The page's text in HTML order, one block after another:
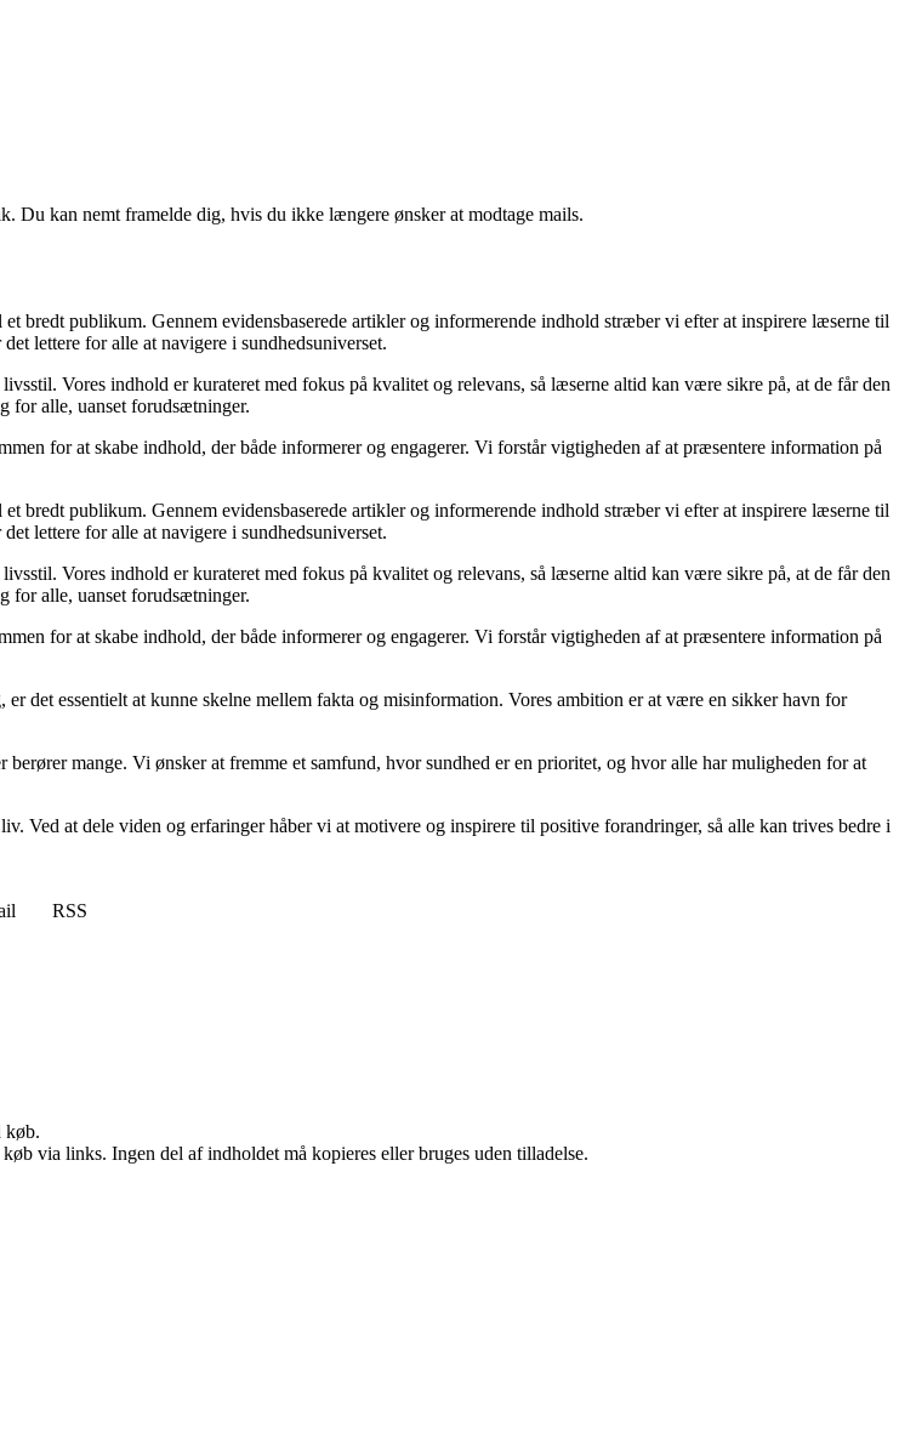
Du kan nemt framelde dig, hvis du ikke længere ønsker at modtage mails.
bredt publikum. Gennem evidensbaserede artikler og informerende indhold stræber vi efter at inspirere læserne til
lettere for alle at navigere i sundhedsuniverset.
Vores indhold er kurateret med fokus på kvalitet og relevans, så læserne altid kan være sikre på, at de får den
for alle, uanset forudsætninger.
for at skabe indhold, der både informerer og engagerer. Vi forstår vigtigheden af at præsentere information på
bredt publikum. Gennem evidensbaserede artikler og informerende indhold stræber vi efter at inspirere læserne til
lettere for alle at navigere i sundhedsuniverset.
Vores indhold er kurateret med fokus på kvalitet og relevans, så læserne altid kan være sikre på, at de får den
for alle, uanset forudsætninger.
for at skabe indhold, der både informerer og engagerer. Vi forstår vigtigheden af at præsentere information på
det essentielt at kunne skelne mellem fakta og misinformation. Vores ambition er at være en sikker havn for
mange. Vi ønsker at fremme et samfund, hvor sundhed er en prioritet, og hvor alle har muligheden for at
Ved at dele viden og erfaringer håber vi at motivere og inspirere til positive forandringer, så alle kan trives bedre i
RSS
køb.
via links. Ingen del af indholdet må kopieres eller bruges uden tilladelse.